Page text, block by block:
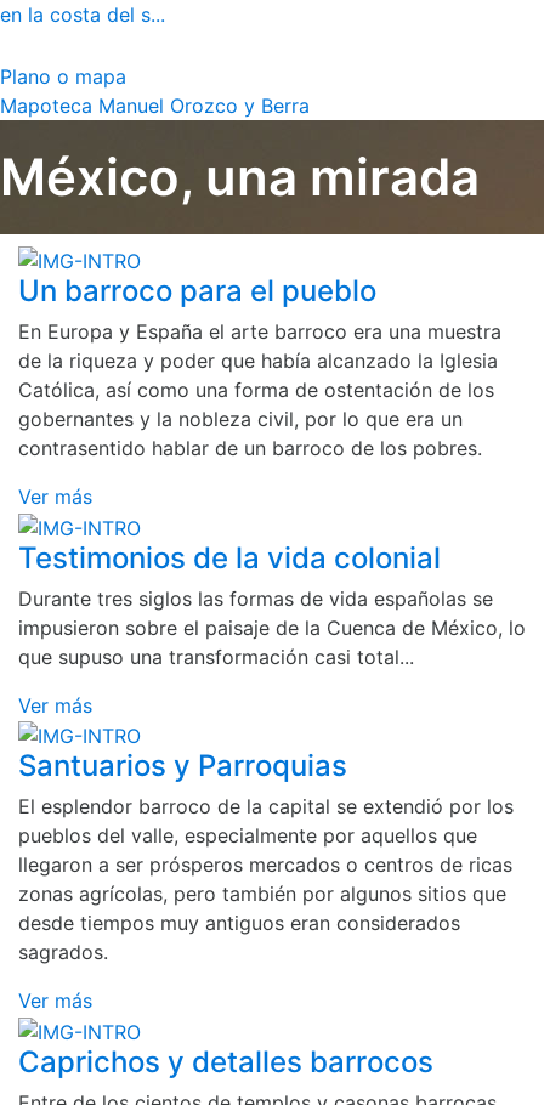
en la costa del s...
Plano o mapa
Mapoteca Manuel Orozco y Berra
México, una mirada
Un barroco para el pueblo
En Europa y España el arte barroco era una muestra
de la riqueza y poder que había alcanzado la Iglesia
Católica, así como una forma de ostentación de los
gobernantes y la nobleza civil, por lo que era un
contrasentido hablar de un barroco de los pobres.
Ver más
Testimonios de la vida colonial
Durante tres siglos las formas de vida españolas se
impusieron sobre el paisaje de la Cuenca de México, lo
que supuso una transformación casi total...
Ver más
Santuarios y Parroquias
El esplendor barroco de la capital se extendió por los
pueblos del valle, especialmente por aquellos que
llegaron a ser prósperos mercados o centros de ricas
zonas agrícolas, pero también por algunos sitios que
desde tiempos muy antiguos eran considerados
sagrados.
Ver más
Caprichos y detalles barrocos